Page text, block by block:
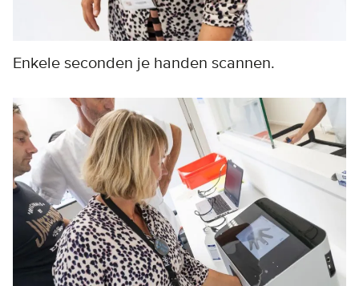
Enkele seconden je handen scannen.